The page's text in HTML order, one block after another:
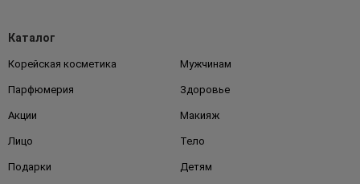
Каталог
Корейская косметика Мужчинам
Парфюмерия Здоровье
Акции Макияж
Лицо Тело
Подарки Детям